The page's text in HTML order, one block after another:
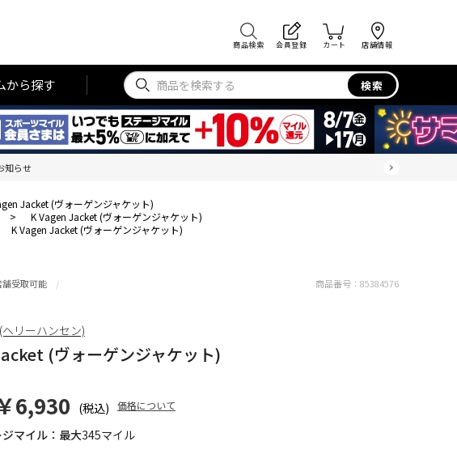
商品検索 会員登録 カート 店舗情報
から探す 検索
知らせ
Jacket (ヴォーゲンジャケット)
>
K Vagen Jacket (ヴォーゲンジャケット)
K Vagen Jacket (ヴォーゲンジャケット)
マイル：最大345マイル
舗受取可能
(ヴォーゲンジャケット)
6,930 (税込) 価格について
商品番号： 85384576
ヘリーハンセン)